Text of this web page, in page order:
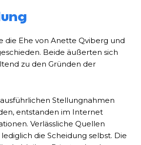
die Ehe von Anette Qviberg und
Beide äußerten sich
zu den Gründen der
Stellungnahmen
entstanden im Internet
Verlässliche Quellen
die Scheidung selbst. Die